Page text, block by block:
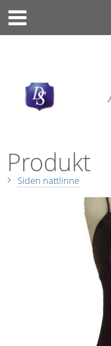
Produkt
Siden nattlinne